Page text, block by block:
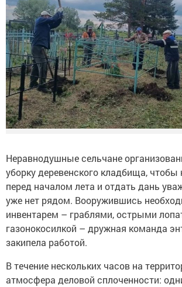
Неравнодушные сельчане
уборку деревенского кладбища, чтобы
перед началом лета и отдать дань
уже нет рядом. Вооружившись
инвентарем – граблями, острыми
газонокосилкой – дружная команда
закипела работой.
В течение нескольких часов на
атмосфера деловой сплоченности: